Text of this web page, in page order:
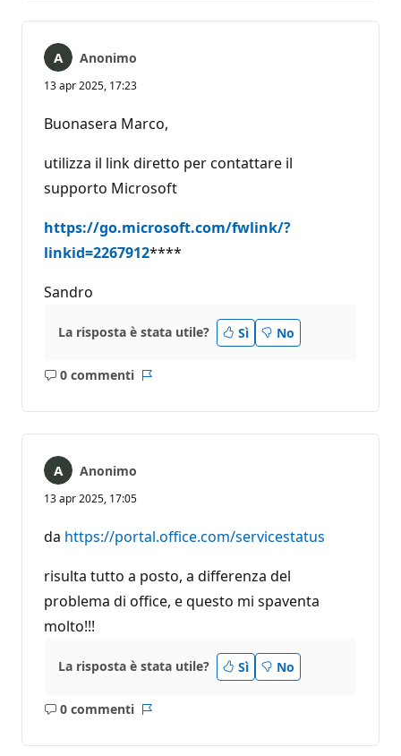
Anonimo
13 apr 2025, 17:23
Buonasera Marco,
utilizza il link diretto per contattare il
supporto Microsoft
https://go.microsoft.com/fwlink/?
linkid=2267912****
Sandro
La risposta è stata utile? Sì No
0 commenti
Nessun
Anonimo
13 apr 2025, 17:05
da https://portal.office.com/servicestatus
risulta tutto a posto, a differenza del
problema di office, e questo mi spaventa
molto!!!
La risposta è stata utile? Sì No
0 commenti
Nessun